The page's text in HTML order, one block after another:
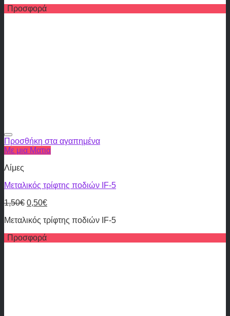
Προσφορά
Προσθήκη στα αγαπημένα
Με μια Ματια
Λίμες
Μεταλικός τρίφτης ποδιών IF-5
1,50€ 0,50€
Μεταλικός τρίφτης ποδιών IF-5
Προσφορά